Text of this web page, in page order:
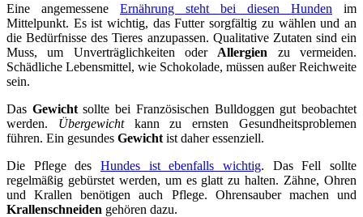
Eine angemessene Ernährung steht bei diesen Hunden im
Mittelpunkt. Es ist wichtig, das Futter sorgfältig zu wählen und an
die Bedürfnisse des Tieres anzupassen. Qualitative Zutaten sind ein
Muss, um Unverträglichkeiten oder Allergien zu vermeiden.
Schädliche Lebensmittel, wie Schokolade, müssen außer Reichweite
sein.
Das Gewichtsollte bei Französischen Bulldoggen gut beobachtet
werden. Übergewichtkann zu ernsten Gesundheitsproblemen
führen. Ein gesundes Gewicht ist daher essenziell.
Die Pflege des Hundes ist ebenfalls wichtig. Das Fell sollte
regelmäßig gebürstet werden, um es glatt zu halten. Zähne, Ohren
und Krallen benötigen auch Pflege. Ohrensauber machen und
Krallenschneiden gehören dazu.